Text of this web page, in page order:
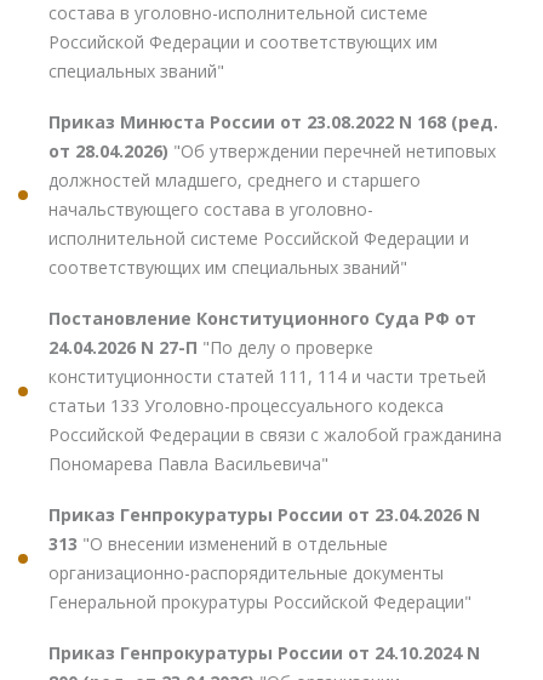
состава в уголовно-исполнительной системе
Российской Федерации и соответствующих им
специальных званий"
Приказ Минюста России от 23.08.2022 N 168 (ред.
от 28.04.2026) "Об утверждении перечней нетиповых
должностей младшего, среднего и старшего
начальствующего состава в уголовно-
исполнительной системе Российской Федерации и
соответствующих им специальных званий"
Постановление Конституционного Суда РФ от
24.04.2026 N 27-П "По делу о проверке
конституционности статей 111, 114 и части третьей
статьи 133 Уголовно-процессуального кодекса
Российской Федерации в связи с жалобой гражданина
Пономарева Павла Васильевича"
Приказ Генпрокуратуры России от 23.04.2026 N
313 "О внесении изменений в отдельные
организационно-распорядительные документы
Генеральной прокуратуры Российской Федерации"
Приказ Генпрокуратуры России от 24.10.2024 N